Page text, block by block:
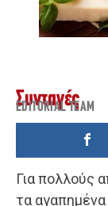
Συνταγές
EDITORIAL TEAM
Για πολλούς
τα